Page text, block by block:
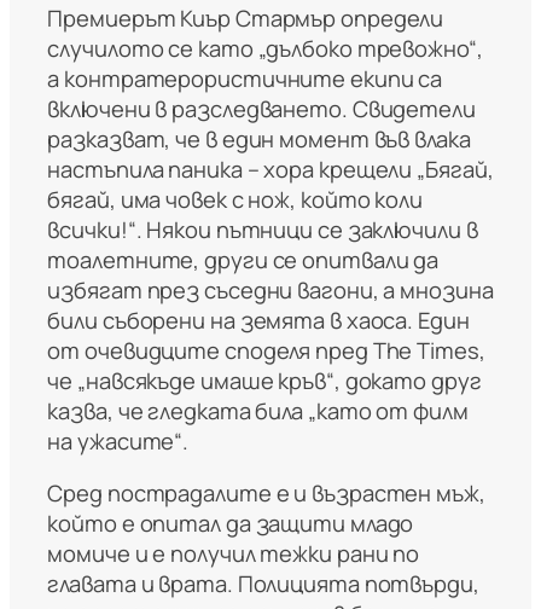
Премиерът Киър Стармър определи
случилото се като „дълбоко тревожно“,
а контратерористичните екипи са
включени в разследването. Свидетели
разказват, че в един момент във влака
настъпила паника – хора крещели „Бягай,
бягай, има човек с нож, който коли
всички!“. Някои пътници се заключили в
тоалетните, други се опитвали да
избягат през съседни вагони, а мнозина
били съборени на земята в хаоса. Един
от очевидците споделя предThe Times,
че „навсякъде имаше кръв“, докато друг
казва, че гледката била „като от филм
на ужасите“.
Сред пострадалите е и възрастен мъж,
който е опитал да защити младо
момиче и е получил тежки рани по
главата и врата. Полицията потвърди,